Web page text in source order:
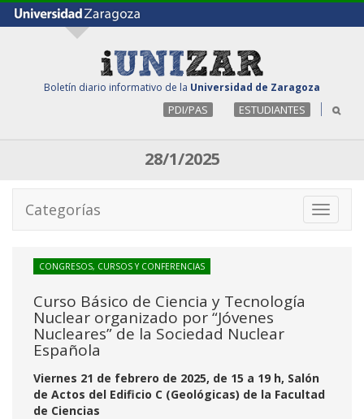
Boletín diario informativo de la Universidad de Zaragoza
PDI/PAS ESTUDIANTES
28/1/2025
Toggle
Categorías
CONGRESOS, CURSOS Y CONFERENCIAS
Curso Básico de Ciencia y Tecnología
Nuclear organizado por “Jóvenes
Nucleares” de la Sociedad Nuclear
Española
Viernes 21 de febrero de 2025, de 15 a 19 h, Salón
de Actos del Edificio C (Geológicas) de la Facultad
de Ciencias